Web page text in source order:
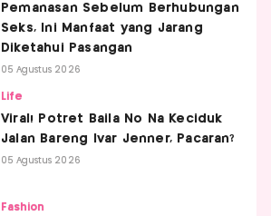
Pemanasan Sebelum Berhubungan
Seks, Ini Manfaat yang Jarang
Diketahui Pasangan
05 Agustus 2026
Life
Viral! Potret Baila No Na Keciduk
Jalan Bareng Ivar Jenner, Pacaran?
05 Agustus 2026
Fashion